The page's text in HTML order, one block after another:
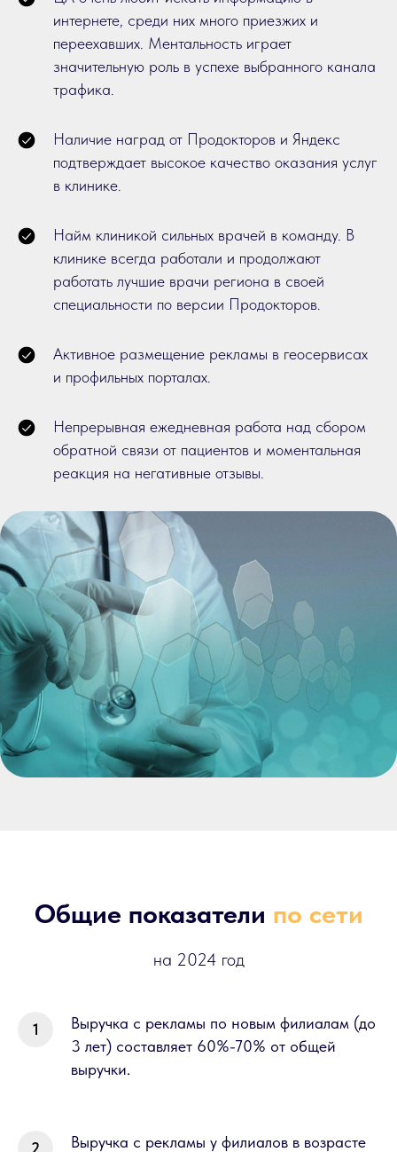
интернете, среди них много приезжих и
переехавших. Ментальность играет
значительную роль в успехе выбранного канала
трафика.
Наличие наград от Продокторов и Яндекс
подтверждает высокое качество оказания услуг
в клинике.
Найм клиникой сильных врачей в команду. В
клинике всегда работали и продолжают
работать лучшие врачи региона в своей
специальности по версии Продокторов.
Активное размещение рекламы в геосервисах
и профильных порталах.
Непрерывная ежедневная работа над сбором
обратной связи от пациентов и моментальная
реакция на негативные отзывы.
Общие показатели по сети
на 2024 год
Выручка с рекламы по новым филиалам (до
3 лет) составляет 60%-70% от общей
выручки.
Выручка с рекламы у филиалов в возрасте